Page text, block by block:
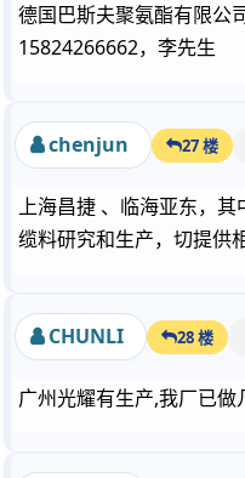
德国巴斯夫聚氨酯有限公
15824266662，李先生
chenjun 27 楼
上海昌捷 、临海亚东，
缆料研究和生产，切提供
CHUNLI 28 楼
广州光耀有生产,我厂已做